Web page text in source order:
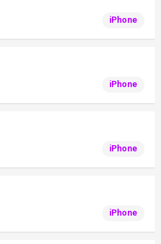
iPhone
iPhone
iPhone
iPhone